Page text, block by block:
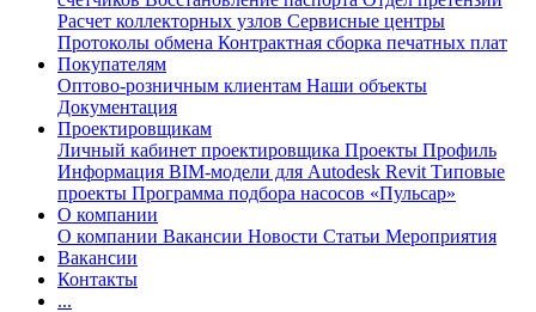
Расчет коллекторных узлов Сервисные центры
Протоколы обмена Контрактная сборка печатных плат
Покупателям
Оптово-розничным клиентам Наши объекты
Документация
Проектировщикам
Личный кабинет проектировщика Проекты Профиль
Информация BIM-модели для Autodesk Revit Типовые
проекты Программа подбора насосов «Пульсар»
О компании
О компании Вакансии Новости Статьи Мероприятия
Вакансии
Контакты
...